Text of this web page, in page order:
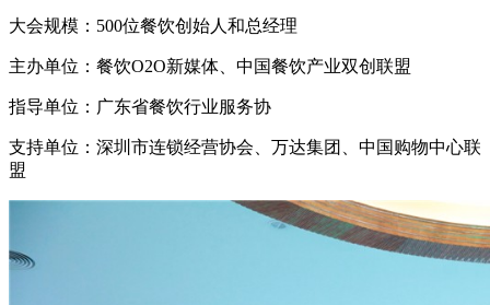
大会规模：500位餐饮创始人和总经理
主办单位：餐饮O2O新媒体、中国餐饮产业双创联盟
指导单位：广东省餐饮行业服务协
支持单位：深圳市连锁经营协会、万达集团、中国购物中心联
盟